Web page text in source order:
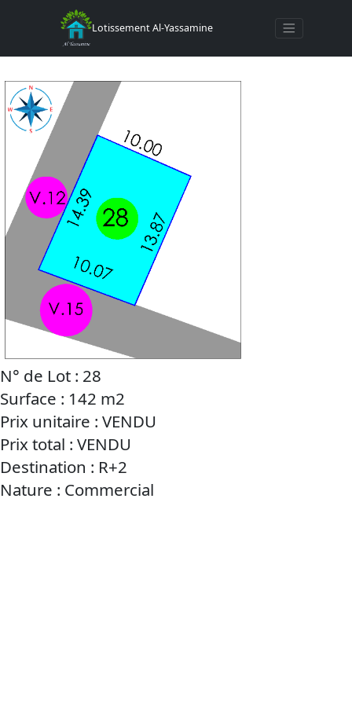
Lotissement Al-Yassamine Toggle
N° de Lot : 28
Surface : 142 m2
Prix unitaire : VENDU
Prix total : VENDU
Destination : R+2
Nature : Commercial